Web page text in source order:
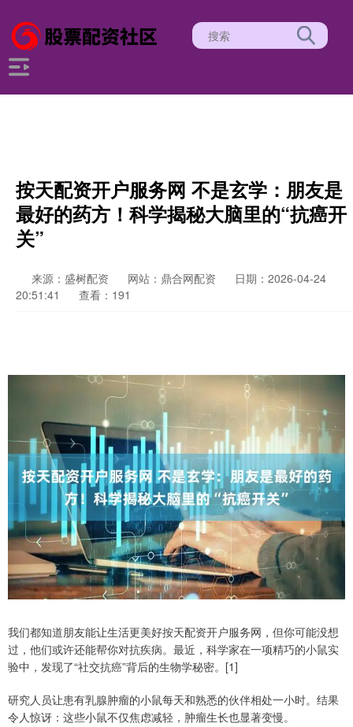
按天配资开户服务网 不是玄学：朋友是
最好的药方！科学揭秘大脑里的“抗癌开
关”
来源：盛树配资 网站：鼎合网配资
日期：2026-04-24
20:51:41
查看：191
我们都知道朋友能让生活更美好按天配资开户服务网，但你可能没想
过，他们或许还能帮你对抗疾病。最近，科学家在一项精巧的小鼠实
验中，发现了“社交抗癌”背后的生物学秘密。[1]
研究人员让患有乳腺肿瘤的小鼠每天和熟悉的伙伴相处一小时。结果
令人惊讶：这些小鼠不仅焦虑减轻，肿瘤生长也显著变慢。